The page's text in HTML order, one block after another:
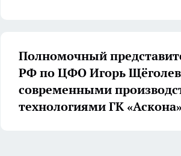
Полномочный
РФ по ЦФО Игорь Щёголев
современными
технологиями ГК «Аскона»